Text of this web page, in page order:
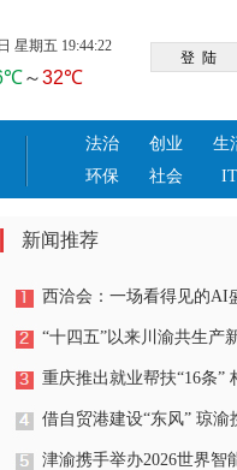
星期五 19:44:23
法治 创业
生
环保
社会 IT
新闻推荐
西洽会：一场看得见的AI
“十四五”以来川渝共生产
余万辆
重庆推出就业帮扶“16条”
化防返贫致贫体系
借自贸港建设“东风” 琼渝
作新空间
津渝携手举办2026世界智